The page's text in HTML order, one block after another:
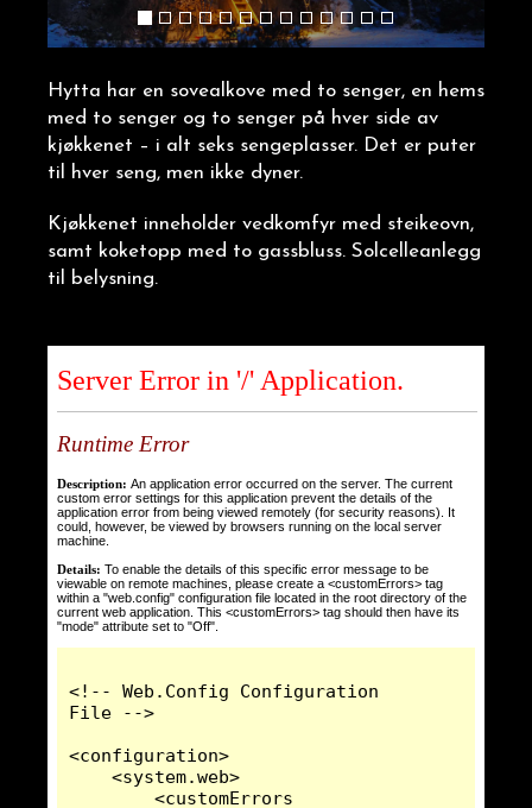
Hytta har en sovealkove med to senger, en hems
med to senger og to senger på hver side av
kjøkkenet – i alt seks sengeplasser. Det er puter
til hver seng, men ikke dyner.
Kjøkkenet inneholder vedkomfyr med steikeovn,
samt koketopp med to gassbluss. Solcelleanlegg
til belysning.